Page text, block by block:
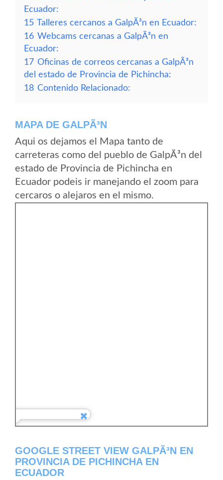
Ecuador:
15 Talleres cercanos a GalpÃ³n en Ecuador:
16 Webcams cercanas a GalpÃ³n en
Ecuador:
17 Oficinas de correos cercanas a GalpÃ³n
del estado de Provincia de Pichincha:
18 Contenido Relacionado:
MAPA DE GALPÃ³N
Aqui os dejamos el Mapa tanto de
carreteras como del pueblo de GalpÃ³n del
estado de Provincia de Pichincha en
Ecuador podeis ir manejando el zoom para
cercaros o alejaros en el mismo.
GOOGLE STREET VIEW GALPÃ³N EN
PROVINCIA DE PICHINCHA EN
ECUADOR